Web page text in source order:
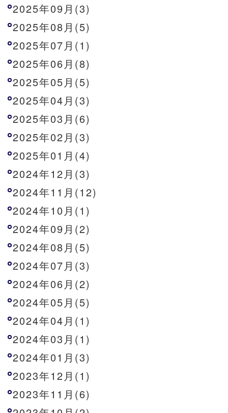
2025年09月(3)
2025年08月(5)
2025年07月(1)
2025年06月(8)
2025年05月(5)
2025年04月(3)
2025年03月(6)
2025年02月(3)
2025年01月(4)
2024年12月(3)
2024年11月(12)
2024年10月(1)
2024年09月(2)
2024年08月(5)
2024年07月(3)
2024年06月(2)
2024年05月(5)
2024年04月(1)
2024年03月(1)
2024年01月(3)
2023年12月(1)
2023年11月(6)